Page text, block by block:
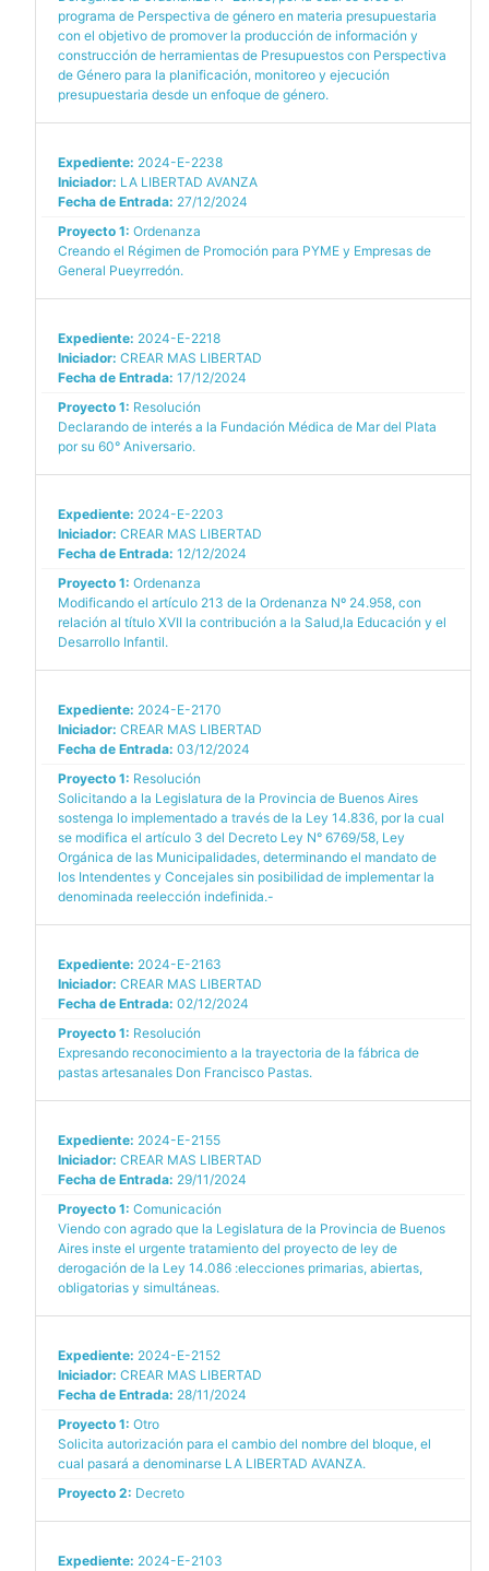
programa de Perspectiva de género en materia presupuestaria
con el objetivo de promover la producción de información y
construcción de herramientas de Presupuestos con Perspectiva
de Género para la planificación, monitoreo y ejecución
presupuestaria desde un enfoque de género.
Expediente: 2024-E-2238
Iniciador: LA LIBERTAD AVANZA
Fecha de Entrada: 27/12/2024
Proyecto 1: Ordenanza
Creando el Régimen de Promoción para PYME y Empresas de
General Pueyrredón.
Expediente: 2024-E-2218
Iniciador: CREAR MAS LIBERTAD
Fecha de Entrada: 17/12/2024
Proyecto 1: Resolución
Declarando de interés a la Fundación Médica de Mar del Plata
por su 60° Aniversario.
Expediente: 2024-E-2203
Iniciador: CREAR MAS LIBERTAD
Fecha de Entrada: 12/12/2024
Proyecto 1: Ordenanza
Modificando el artículo 213 de la Ordenanza Nº 24.958, con
relación al título XVII la contribución a la Salud,la Educación y el
Desarrollo Infantil.
Expediente: 2024-E-2170
Iniciador: CREAR MAS LIBERTAD
Fecha de Entrada: 03/12/2024
Proyecto 1: Resolución
Solicitando a la Legislatura de la Provincia de Buenos Aires
sostenga lo implementado a través de la Ley 14.836, por la cual
se modifica el artículo 3 del Decreto Ley N° 6769/58, Ley
Orgánica de las Municipalidades, determinando el mandato de
los Intendentes y Concejales sin posibilidad de implementar la
denominada reelección indefinida.-
Expediente: 2024-E-2163
Iniciador: CREAR MAS LIBERTAD
Fecha de Entrada: 02/12/2024
Proyecto 1: Resolución
Expresando reconocimiento a la trayectoria de la fábrica de
pastas artesanales Don Francisco Pastas.
Expediente: 2024-E-2155
Iniciador: CREAR MAS LIBERTAD
Fecha de Entrada: 29/11/2024
Proyecto 1: Comunicación
Viendo con agrado que la Legislatura de la Provincia de Buenos
Aires inste el urgente tratamiento del proyecto de ley de
derogación de la Ley 14.086 :elecciones primarias, abiertas,
obligatorias y simultáneas.
Expediente: 2024-E-2152
Iniciador: CREAR MAS LIBERTAD
Fecha de Entrada: 28/11/2024
Proyecto 1: Otro
Solicita autorización para el cambio del nombre del bloque, el
cual pasará a denominarse LA LIBERTAD AVANZA.
Proyecto 2: Decreto
Expediente: 2024-E-2103